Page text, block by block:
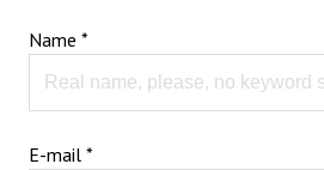
Name *
E-mail *